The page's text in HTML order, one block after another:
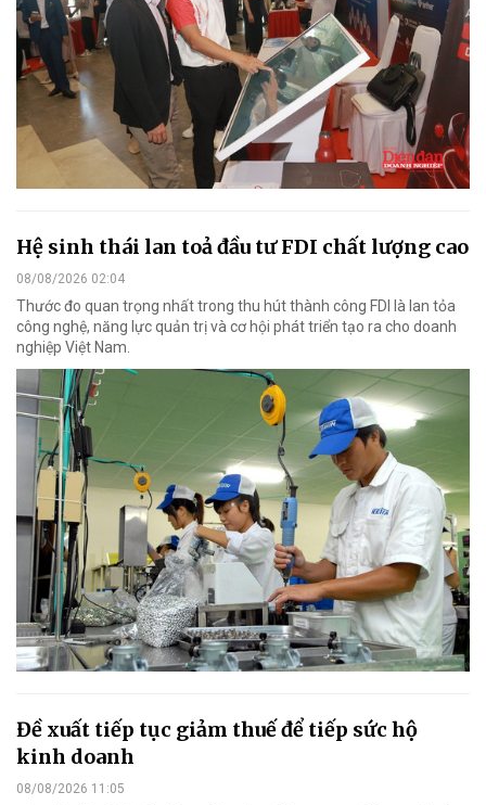
Hệ sinh thái lan toả đầu tư FDI chất lượng cao
08/08/2026 02:04
Thước đo quan trọng nhất trong thu hút thành công FDI là lan tỏa
công nghệ, năng lực quản trị và cơ hội phát triển tạo ra cho doanh
nghiệp Việt Nam.
Đề xuất tiếp tục giảm thuế để tiếp sức hộ
kinh doanh
08/08/2026 11:05